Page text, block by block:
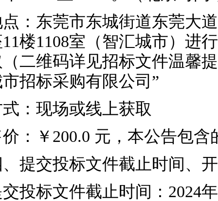
：东莞市东城街道东莞大
楼1108室（智汇城市）进
二维码详见招标文件温馨
招标采购有限公司”
：现场或线上获取
：￥ 200.0 元，本公告包
提交投标文件截止时间、
投标文件截止时间： 2024